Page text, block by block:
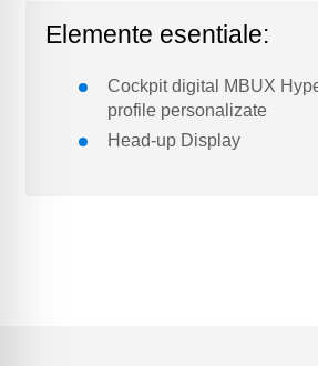
Elemente esentiale:
Cockpit digital MBUX
profile personalizate
Head-up Display